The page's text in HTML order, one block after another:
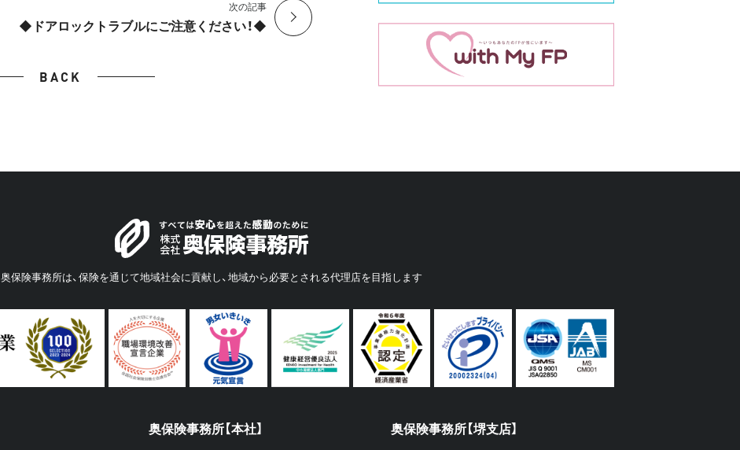
次の記事
◆ドアロックトラブルにご注意ください！◆
BACK
奥保険事務所は、保険を通じて地域社会に貢献し、地域から必要とされる代理店を目指します
奥保険事務所【本社】 奥保険事務所【堺支店】